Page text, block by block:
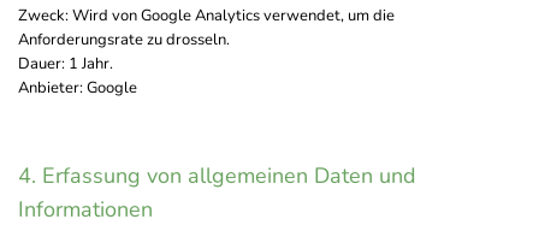
Zweck: Wird von Google Analytics verwendet, um die
Anforderungsrate zu drosseln.
Dauer: 1 Jahr.
Anbieter: Google
4. Erfassung von allgemeinen Daten und
Informationen